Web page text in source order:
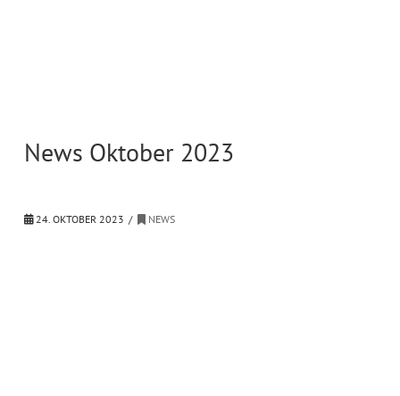
News Oktober 2023
24. OKTOBER 2023 NEWS